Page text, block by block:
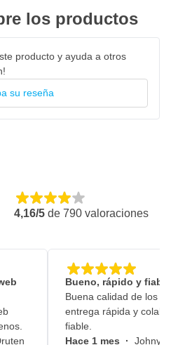
los productos
producto y ayuda a otros
su reseña
4,16/5 de 790 valoraciones
Bueno, rápido y fiable
Buena calidad de los
entrega rápida y
fiable.
Hace 1 mes · Johny,